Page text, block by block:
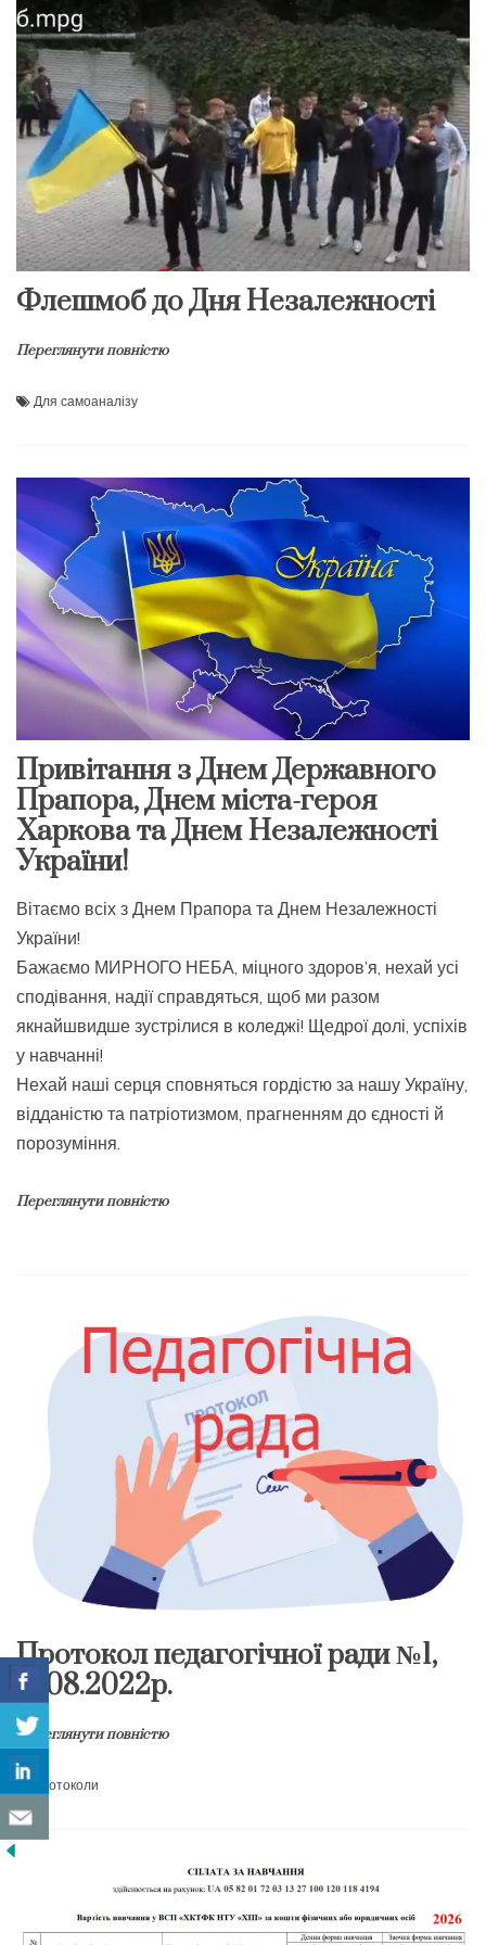
Флешмоб до Дня Незалежності
Переглянути повністю
Для самоаналізу
Привітання з Днем Державного
Прапора, Днем міста-героя
Харкова та Днем Незалежності
України!
Вітаємо всіх з Днем Прапора та Днем Незалежності
України!
Бажаємо МИРНОГО НЕБА, міцного здоров’я, нехай усі
сподівання, надії справдяться, щоб ми разом
якнайшвидше зустрілися в коледжі! Щедрої долі, успіхів
у навчанні!
Нехай наші серця сповняться гордістю за нашу Україну,
відданістю та патріотизмом, прагненням до єдності й
порозуміння.
Переглянути повністю
Протокол педагогічної ради №1,
19.08.2022р.
Переглянути повністю
протоколи